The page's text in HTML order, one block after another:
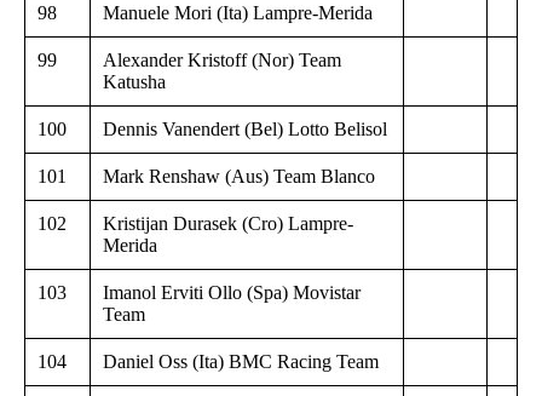
98 Manuele Mori (Ita) Lampre-Merida
99
Alexander Kristoff (Nor) Team
Katusha
100 Dennis Vanendert (Bel) Lotto Belisol
101 Mark Renshaw (Aus) Team Blanco
102
Kristijan Durasek (Cro) Lampre-
Merida
103
Imanol Erviti Ollo (Spa) Movistar
Team
104 Daniel Oss (Ita) BMC Racing Team